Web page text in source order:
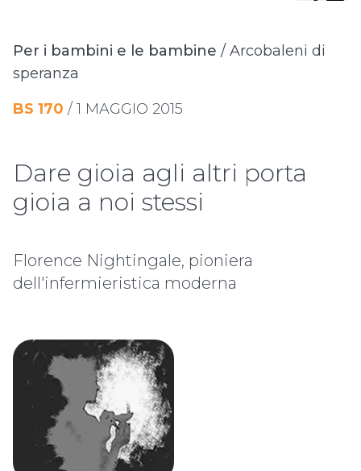
Per i bambini e le bambine / Arcobaleni di
speranza
BS 170 / 1 MAGGIO 2015
Dare gioia agli altri porta
gioia a noi stessi
Florence Nightingale, pioniera
dell'infermieristica moderna